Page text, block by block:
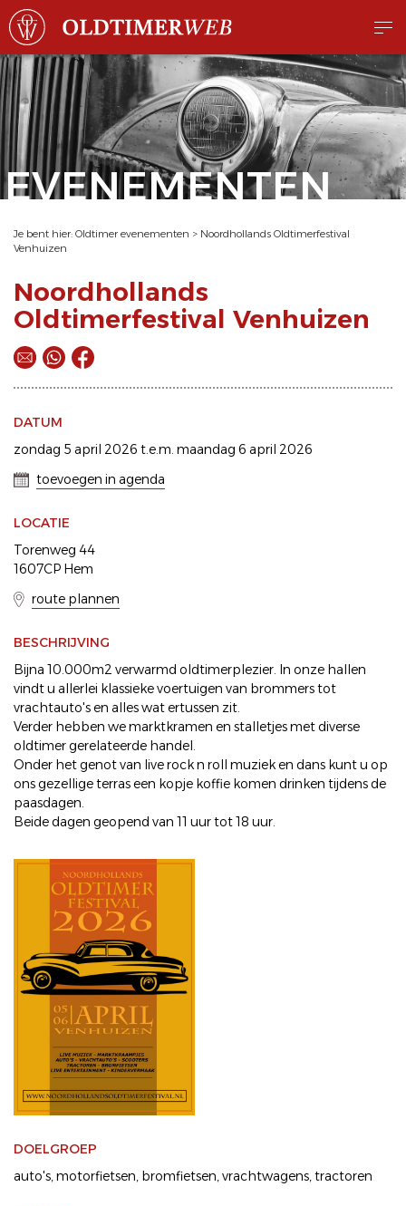
EVENEMENTEN
Je bent hier: Oldtimer evenementen > Noordhollands Oldtimerfestival
Venhuizen
Noordhollands
Oldtimerfestival Venhuizen
DATUM
zondag 5 april 2026 t.e.m. maandag 6 april 2026
toevoegen in agenda
LOCATIE
Torenweg 44
1607CP Hem
route plannen
BESCHRIJVING
Bijna 10.000m2 verwarmd oldtimerplezier. In onze hallen
vindt u allerlei klassieke voertuigen van brommers tot
vrachtauto's en alles wat ertussen zit.
Verder hebben we marktkramen en stalletjes met diverse
oldtimer gerelateerde handel.
Onder het genot van live rock n roll muziek en dans kunt u op
ons gezellige terras een kopje koffie komen drinken tijdens de
paasdagen.
Beide dagen geopend van 11 uur tot 18 uur.
DOELGROEP
auto's motorfietsen bromfietsen vrachtwagens tractoren